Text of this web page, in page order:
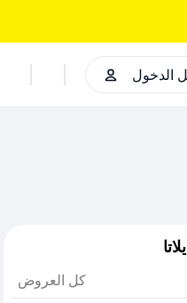
الدخول
كل العروض